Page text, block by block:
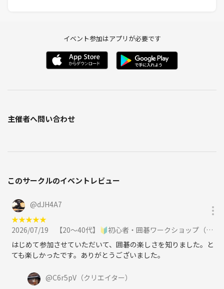
イベント参加はアプリが必要です
主催者へ問い合わせ
このサークルのイベントレビュー
@dJH4A7
★★★★★
2026/07/19
【20〜40代】🔰初心者・囲碁ワークショップ（東京・市ヶ谷）に参加
はじめて参加させていただいて、囲碁の楽しさを知りました。と
ても楽しかったです。ありがとうございました。
@C6r5pV （クリエイター）